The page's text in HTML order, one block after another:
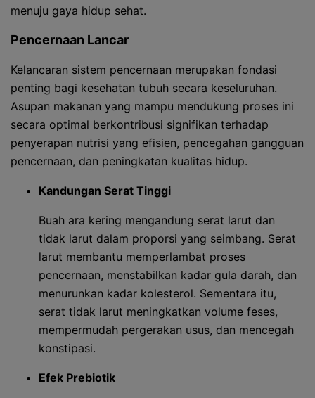
menuju gaya hidup sehat.
Pencernaan Lancar
Kelancaran sistem pencernaan merupakan fondasi
penting bagi kesehatan tubuh secara keseluruhan.
Asupan makanan yang mampu mendukung proses ini
secara optimal berkontribusi signifikan terhadap
penyerapan nutrisi yang efisien, pencegahan gangguan
pencernaan, dan peningkatan kualitas hidup.
Kandungan Serat Tinggi
Buah ara kering mengandung serat larut dan
tidak larut dalam proporsi yang seimbang. Serat
larut membantu memperlambat proses
pencernaan, menstabilkan kadar gula darah, dan
menurunkan kadar kolesterol. Sementara itu,
serat tidak larut meningkatkan volume feses,
mempermudah pergerakan usus, dan mencegah
konstipasi.
Efek Prebiotik